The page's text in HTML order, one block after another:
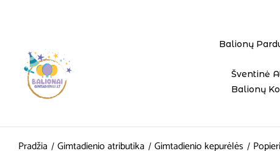
Balionų
Šventinė
Balionų
Pradžia Gimtadienio atributika Gimtadienio kepurėlės